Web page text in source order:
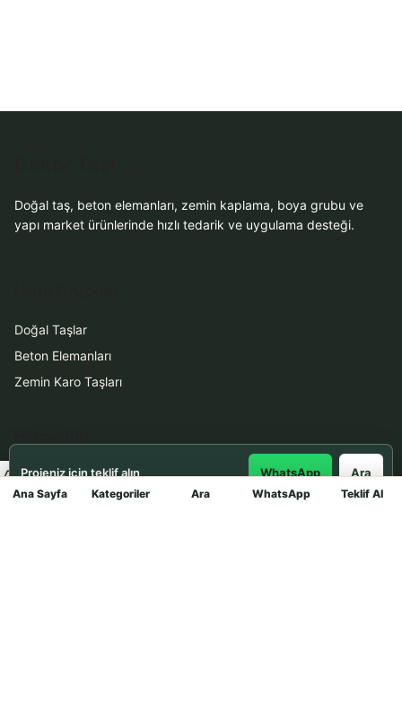
Ana Sayfa Kategoriler Ara WhatsApp Teklif Al
Doğal taş, beton elemanları, zemin kaplama, boya grubu ve
yapı market ürünlerinde hızlı tedarik ve uygulama desteği.
Doğal Taşlar
Beton Elemanları
Zemin Karo Taşları
Uygulama
Boya Badana
Projeniz için teklif alın WhatsApp Ara